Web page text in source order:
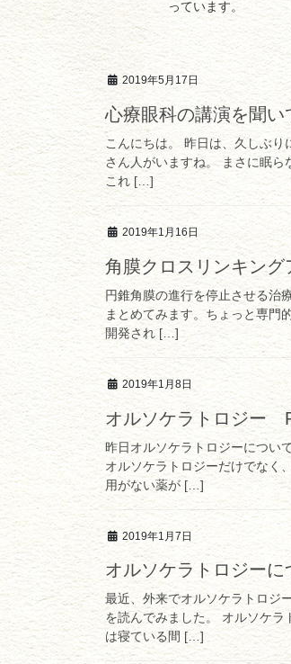
っています。
2019年5月17日
心療眼科の講演を聞い
こんにちは。 昨日は、久しぶ
さん人がいますね。 まさに眠
これ […]
2019年1月16日
角膜クロスリンキング
円錐角膜の進行を停止させる治
まとめてみます。ちょっと専門
開発され […]
2019年1月8日
オルソケラトロジー
昨日オルソケラトロジーについ
オルソケラトロジーだけでなく
用がない薬が […]
2019年1月7日
オルソケラトロジーに
最近、外来でオルソケラトロジ
を読んでみました。 オルソケ
は寝ている間 […]